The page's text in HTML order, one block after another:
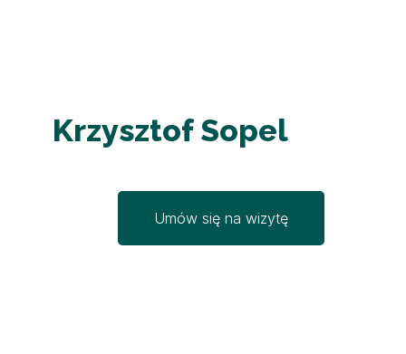
Krzysztof Sopel
Umów się na wizytę